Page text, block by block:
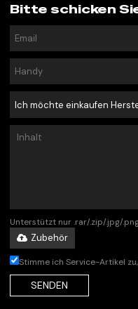
Bitte schicken
Unterstützt nur .rar/.zip/.jpg/
Zubehör
Stimme ich Service-Artikel zu,
SENDEN